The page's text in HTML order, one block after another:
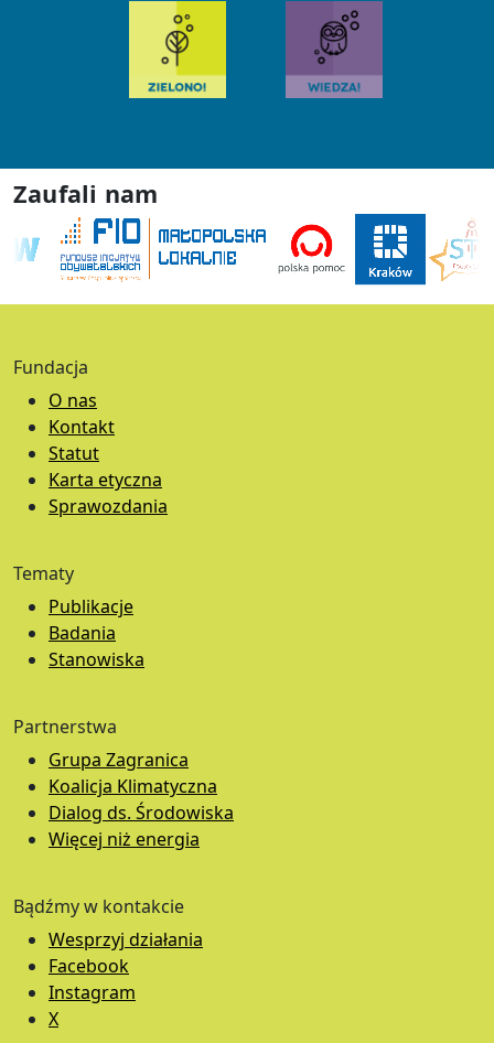
Zaufali nam
Fundacja
O nas
Kontakt
Statut
Karta etyczna
Sprawozdania
Tematy
Publikacje
Badania
Stanowiska
Partnerstwa
Grupa Zagranica
Koalicja Klimatyczna
Dialog ds. Środowiska
Więcej niż energia
Bądźmy w kontakcie
Wesprzyj działania
Facebook
Instagram
X